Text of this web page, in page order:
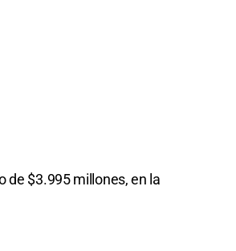
de $3.995 millones, en la